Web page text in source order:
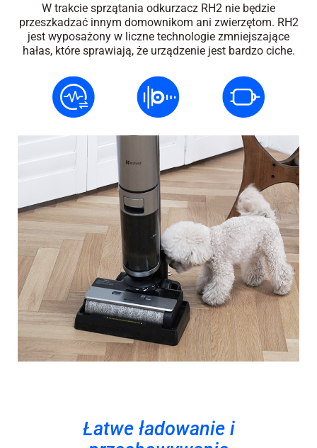
W trakcie sprzątania odkurzacz RH2 nie będzie
przeszkadzać innym domownikom ani zwierzętom. RH2
jest wyposażony w liczne technologie zmniejszające
hałas, które sprawiają, że urządzenie jest bardzo ciche.
Łatwe ładowanie i